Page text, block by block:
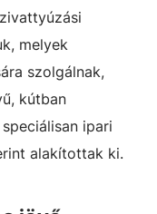
melyek
szolgálnak,
kútban
ipari
alakítottak ki.